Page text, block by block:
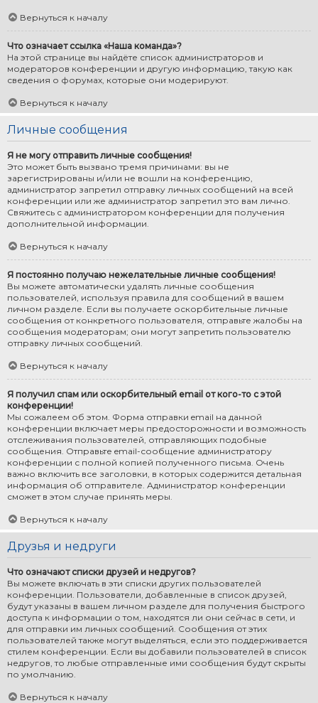
Вернуться к началу
Что означает ссылка «Наша команда»?
На этой странице вы найдёте список администраторов и
модераторов конференции и другую информацию, такую как
сведения о форумах, которые они модерируют.
Вернуться к началу
Личные сообщения
Я не могу отправить личные сообщения!
Это может быть вызвано тремя причинами: вы не
зарегистрированы и/или не вошли на конференцию,
администратор запретил отправку личных сообщений на всей
конференции или же администратор запретил это вам лично.
Свяжитесь с администратором конференции для получения
дополнительной информации.
Вернуться к началу
Я постоянно получаю нежелательные личные сообщения!
Вы можете автоматически удалять личные сообщения
пользователей, используя правила для сообщений в вашем
личном разделе. Если вы получаете оскорбительные личные
сообщения от конкретного пользователя, отправьте жалобы на
сообщения модераторам; они могут запретить пользователю
отправку личных сообщений.
Вернуться к началу
Я получил спам или оскорбительный email от кого-то с этой
конференции!
Мы сожалеем об этом. Форма отправки email на данной
конференции включает меры предосторожности и возможность
отслеживания пользователей, отправляющих подобные
сообщения. Отправьте email-сообщение администратору
конференции с полной копией полученного письма. Очень
важно включить все заголовки, в которых содержится детальная
информация об отправителе. Администратор конференции
сможет в этом случае принять меры.
Вернуться к началу
Друзья и недруги
Что означают списки друзей и недругов?
Вы можете включать в эти списки других пользователей
конференции. Пользователи, добавленные в список друзей,
будут указаны в вашем личном разделе для получения быстрого
доступа к информации о том, находятся ли они сейчас в сети, и
для отправки им личных сообщений. Сообщения от этих
пользователей также могут выделяться, если это поддерживается
стилем конференции. Если вы добавили пользователей в список
недругов, то любые отправленные ими сообщения будут скрыты
по умолчанию.
Вернуться к началу